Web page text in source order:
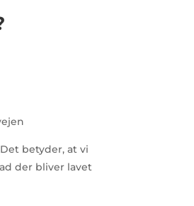
betyder, at vi
der bliver lavet